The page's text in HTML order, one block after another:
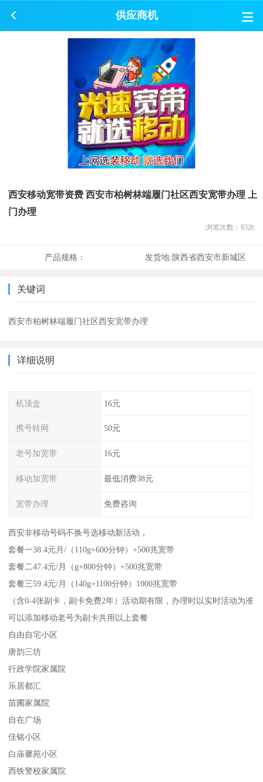
供应商机
西安移动宽带资费 西安市柏树林端履门社区西安宽带办理 上
门办理
浏览次数： 63次
产品规格： 发货地:陕西省西安市新城区
关键词
西安市柏树林端履门社区西安宽带办理
详细说明
机顶盒 16元
携号转网 50元
老号加宽带 16元
移动加宽带 最低消费38元
宽带办理 免费咨询
西安非移动号码不换号选移动新活动，
套餐一38.4元月/（110g+600分钟）+500兆宽带
套餐二47.4元/月（g+800分钟）+500兆宽带
套餐三59.4元/月（140g+1100分钟）1000兆宽带
（含0-4张副卡，副卡免费2年）活动期有限，办理时以实时活动为准
可以添加移动老号为副卡共用以上套餐
自由自宅小区
唐韵三坊
行政学院家属院
乐居都汇
苗圃家属院
自在广场
佳铭小区
白庙馨苑小区
西铁警校家属院